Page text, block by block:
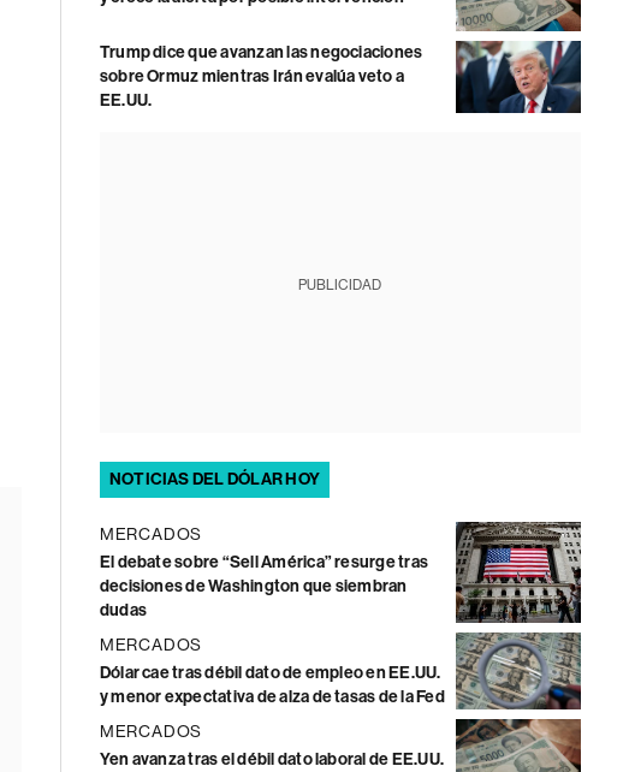
Trump dice que avanzan las negociaciones
sobre Ormuz mientras Irán evalúa veto a
EE.UU.
PUBLICIDAD
NOTICIAS DEL DÓLAR HOY
MERCADOS
El debate sobre “Sell América” resurge tras
decisiones de Washington que siembran
dudas
MERCADOS
Dólar cae tras débil dato de empleo en EE.UU.
y menor expectativa de alza de tasas de la Fed
MERCADOS
Yen avanza tras el débil dato laboral de EE.UU.